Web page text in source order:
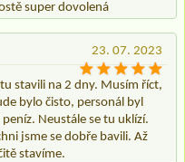
super dovolená
23. 07. 2023
stavili na 2 dny. Musím říct,
bylo čisto, personál byl
Neustále se tu uklízí.
jsme se dobře bavili. Až
stavíme.